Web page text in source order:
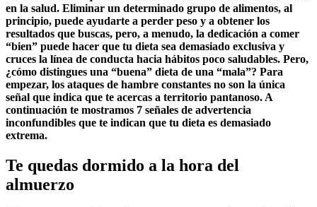
en la salud. Eliminar un determinado grupo de alimentos, al
principio, puede ayudarte a perder peso y a obtener los
resultados que buscas, pero, a menudo, la dedicación a comer
“bien” puede hacer que tu dieta sea demasiado exclusiva y
cruces la línea de conducta hacia hábitos poco saludables. Pero,
¿cómo distingues una “buena” dieta de una “mala”? Para
empezar, los ataques de hambre constantes no son la única
señal que indica que te acercas a territorio pantanoso. A
continuación te mostramos 7 señales de advertencia
inconfundibles que te indican que tu dieta es demasiado
extrema.
Te quedas dormido a la hora del
almuerzo